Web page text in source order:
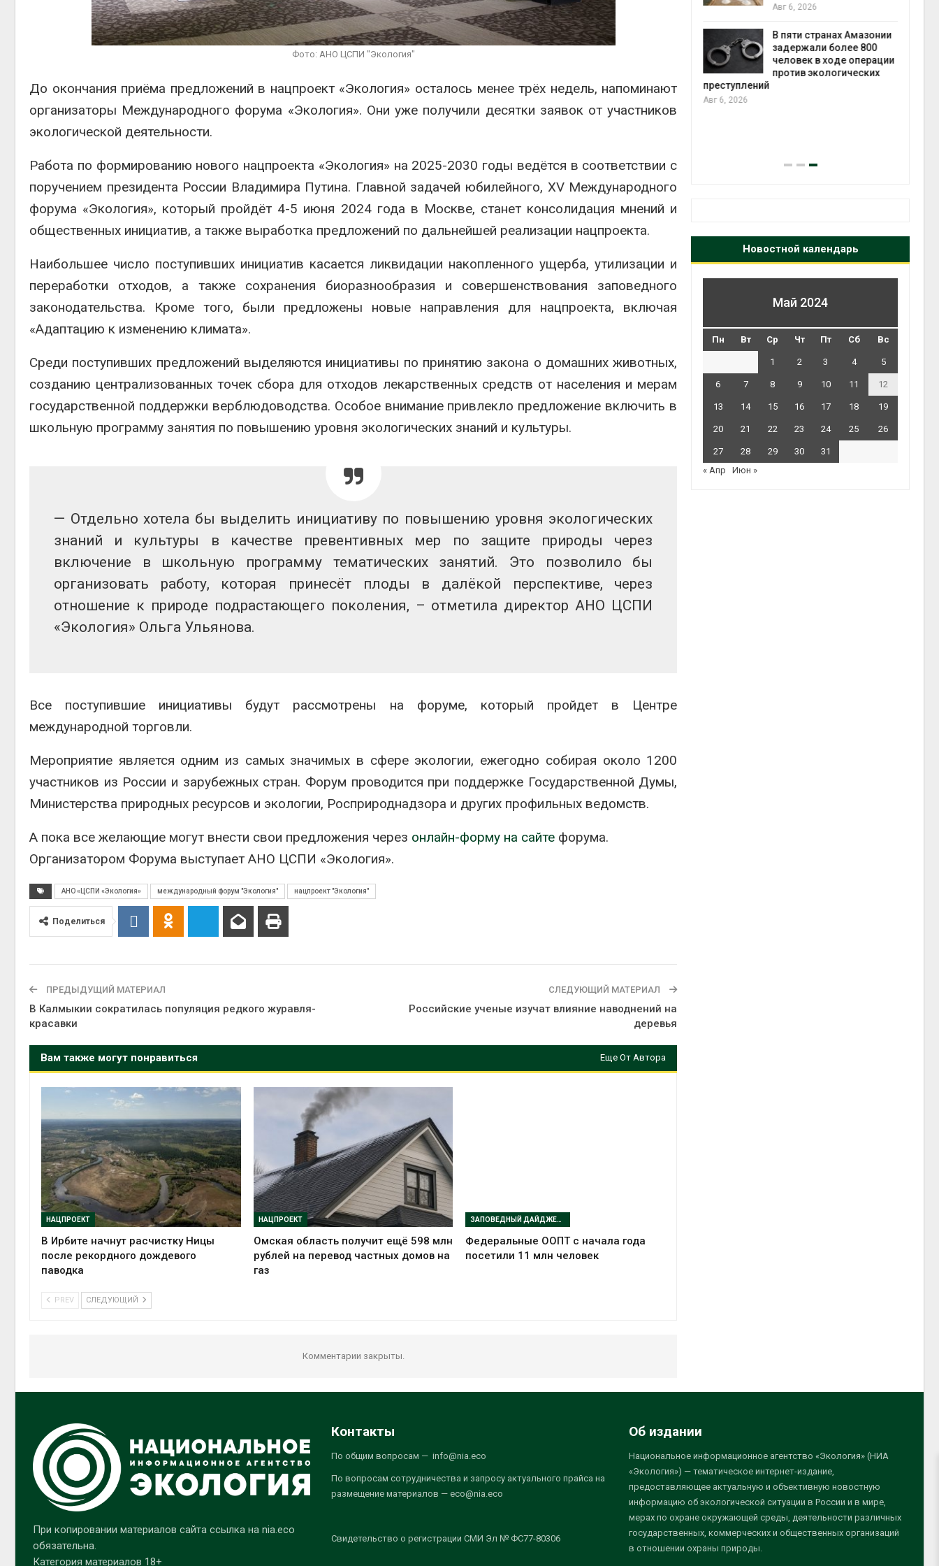
Фото: АНО ЦСПИ "Экология"
До окончания приёма предложений в нацпроект «Экология» осталось менее трёх недель, напоминают
организаторы Международного форума «Экология». Они уже получили десятки заявок от участников
экологической деятельности.
Работа по формированию нового нацпроекта «Экология» на 2025-2030 годы ведётся в соответствии с
поручением президента России Владимира Путина. Главной задачей юбилейного, XV Международного
форума «Экология», который пройдёт 4-5 июня 2024 года в Москве, станет консолидация мнений и
общественных инициатив, а также выработка предложений по дальнейшей реализации нацпроекта.
Наибольшее число поступивших инициатив касается ликвидации накопленного ущерба, утилизации и
переработки отходов, а также сохранения биоразнообразия и совершенствования заповедного
законодательства. Кроме того, были предложены новые направления для нацпроекта, включая
«Адаптацию к изменению климата».
Среди поступивших предложений выделяются инициативы по принятию закона о домашних животных,
созданию централизованных точек сбора для отходов лекарственных средств от населения и мерам
государственной поддержки верблюдоводства. Особое внимание привлекло предложение включить в
школьную программу занятия по повышению уровня экологических знаний и культуры.
— Отдельно хотела бы выделить инициативу по повышению уровня экологических
знаний и культуры в качестве превентивных мер по защите природы через
включение в школьную программу тематических занятий. Это позволило бы
организовать работу, которая принесёт плоды в далёкой перспективе, через
отношение к природе подрастающего поколения, – отметила директор АНО ЦСПИ
«Экология» Ольга Ульянова.
Все поступившие инициативы будут рассмотрены на форуме, который пройдет в Центре
международной торговли.
Мероприятие является одним из самых значимых в сфере экологии, ежегодно собирая около 1200
участников из России и зарубежных стран. Форум проводится при поддержке Государственной Думы,
Министерства природных ресурсов и экологии, Росприроднадзора и других профильных ведомств.
А пока все желающие могут внести свои предложения через онлайн-форму на сайте форума.
Организатором Форума выступает АНО ЦСПИ «Экология».
АНО «ЦСПИ «Экология» международный форум "Экология" нацпроект "Экология"
Поделиться
ПРЕДЫДУЩИЙ МАТЕРИАЛ
В Калмыкии сократилась популяция редкого журавля-
красавки
СЛЕДУЮЩИЙ МАТЕРИАЛ
Российские ученые изучат влияние наводнений на
деревья
Вам также могут понравиться Еще От Автора
НАЦПРОЕКТ
В Ирбите начнут расчистку Ницы
после рекордного дождевого
паводка
НАЦПРОЕКТ
Омская область получит ещё 598 млн
рублей на перевод частных домов на
газ
ЗАПОВЕДНЫЙ ДАЙДЖЕСТ
Федеральные ООПТ с начала года
посетили 11 млн человек
PREV СЛЕДУЮЩИЙ
Комментарии закрыты.
Авг 6, 2026
В пяти странах Амазонии
задержали более 800
преступлений
сразу несколько
регионов столкнулись с
экстремальными
природными явлениями
Авг 7, 2026
Солнечные панели над
одновременно
вторсырья
Авг 6, 2026
Учёные предложили
ветра
Авг 6, 2026
В пяти странах Амазонии
задержали более 800
человек в ходе операции
против экологических
преступлений
Авг 6, 2026
Новостной календарь
Май 2024
Пн Вт Ср Чт Пт Сб Вс
1 2 3 4 5
6 7 8 9 10 11 12
13 14 15 16 17 18 19
20 21 22 23 24 25 26
27 28 29 30
31
« Апр
Июн »
При копировании материалов сайта ссылка на nia.eco
обязательна.
Категория материалов 18+
Контакты
По общим вопросам — info@nia.eco
По вопросам сотрудничества и запросу актуального прайса на
размещение материалов — eco@nia.eco
Свидетельство о регистрации СМИ Эл № ФС77-80306
Об издании
Национальное информационное агентство «Экология» (НИА
«Экология») — тематическое интернет-издание,
предоставляющее актуальную и объективную новостную
информацию об экологической ситуации в России и в мире,
мерах по охране окружающей среды, деятельности различных
государственных, коммерческих и общественных организаций
в отношении охраны природы.